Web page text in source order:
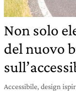
Non solo
del nuovo
Accessibile, design